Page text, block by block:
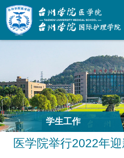
学生工作
医学院举行2022年